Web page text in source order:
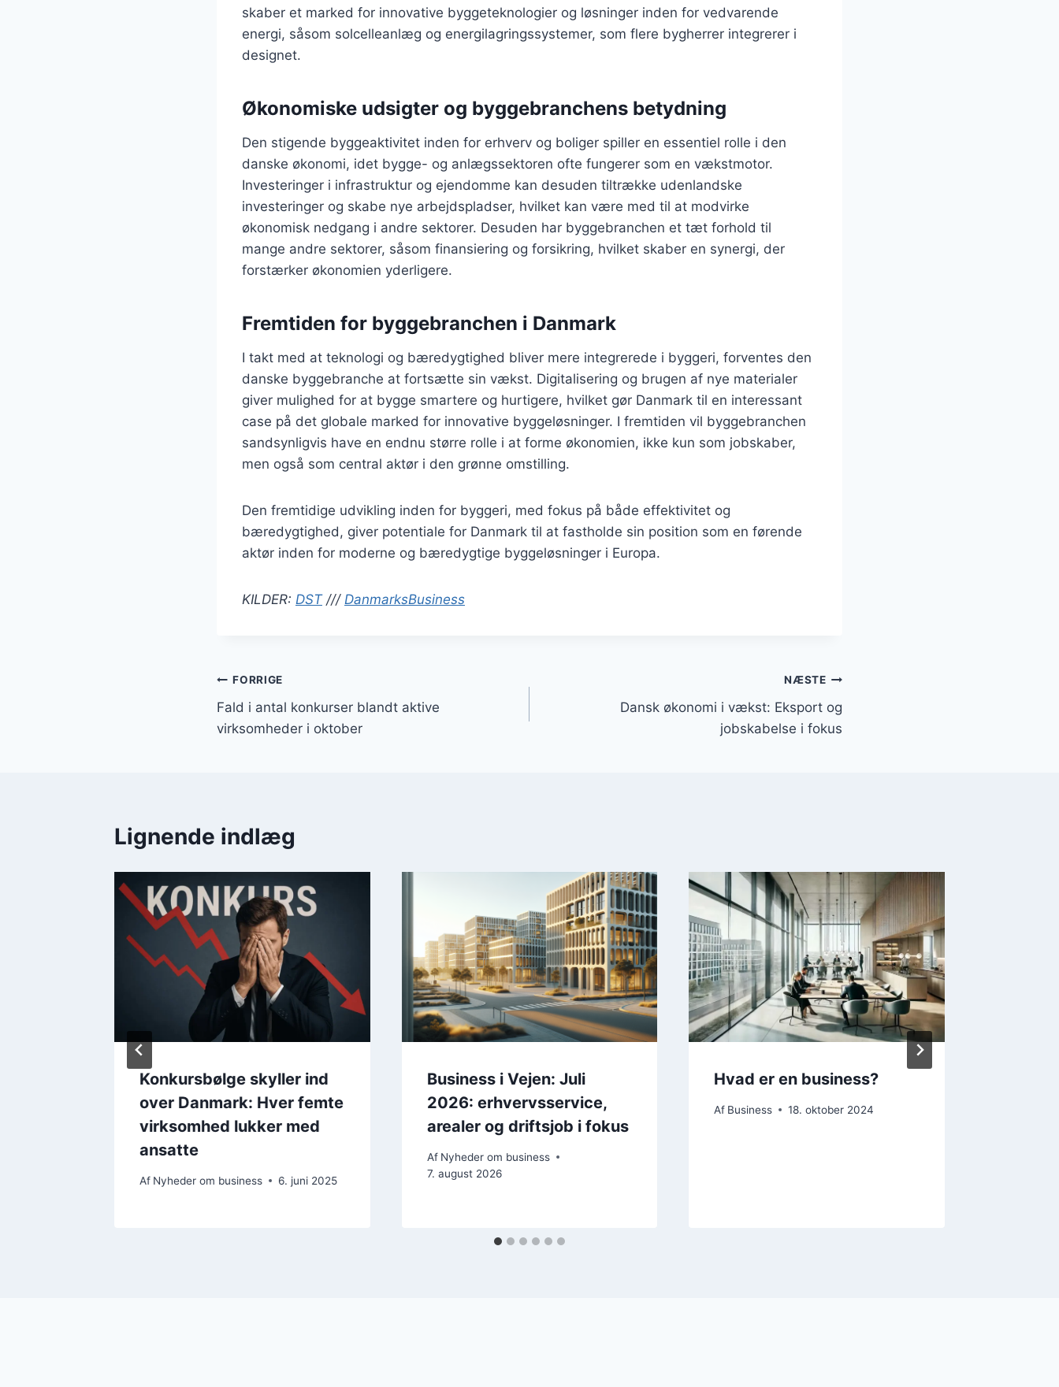
skaber et marked for innovative byggeteknologier og løsninger inden for vedvarende
energi, såsom solcelleanlæg og energilagringssystemer, som flere bygherrer integrerer i
designet.
Økonomiske udsigter og byggebranchens betydning
Den stigende byggeaktivitet inden for erhverv og boliger spiller en essentiel rolle i den
danske økonomi, idet bygge- og anlægssektoren ofte fungerer som en vækstmotor.
Investeringer i infrastruktur og ejendomme kan desuden tiltrække udenlandske
investeringer og skabe nye arbejdspladser, hvilket kan være med til at modvirke
økonomisk nedgang i andre sektorer. Desuden har byggebranchen et tæt forhold til
mange andre sektorer, såsom finansiering og forsikring, hvilket skaber en synergi, der
forstærker økonomien yderligere.
Fremtiden for byggebranchen i Danmark
I takt med at teknologi og bæredygtighed bliver mere integrerede i byggeri, forventes den
danske byggebranche at fortsætte sin vækst. Digitalisering og brugen af nye materialer
giver mulighed for at bygge smartere og hurtigere, hvilket gør Danmark til en interessant
case på det globale marked for innovative byggeløsninger. I fremtiden vil byggebranchen
sandsynligvis have en endnu større rolle i at forme økonomien, ikke kun som jobskaber,
men også som central aktør i den grønne omstilling.
Den fremtidige udvikling inden for byggeri, med fokus på både effektivitet og
bæredygtighed, giver potentiale for Danmark til at fastholde sin position som en førende
aktør inden for moderne og bæredygtige byggeløsninger i Europa.
KILDER: DST/// DanmarksBusiness
Indlægsnavigation
FORRIGE
Fald i antal konkurser blandt aktive
virksomheder i oktober
NÆSTE
Dansk økonomi i vækst: Eksport og
jobskabelse i fokus
Lignende indlæg
Konkursbølge skyller ind
over Danmark: Hver femte
virksomhed lukker med
ansatte
Af Nyheder om business 6. juni 2025
Business i Vejen: Juli
2026: erhvervsservice,
arealer og driftsjob i fokus
Af Nyheder om business
7. august 2026
Hvad er en business?
Af Business 18. oktober 2024